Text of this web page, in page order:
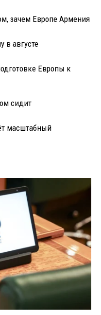
зачем Европе Армения
в августе
Европы к
сидит
масштабный